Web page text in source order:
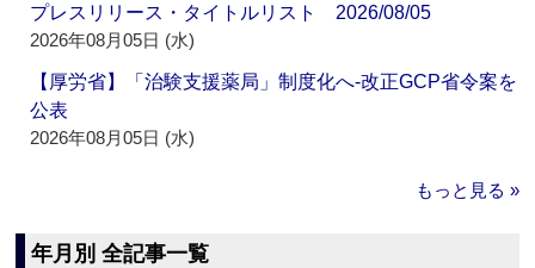
プレスリリース・タイトルリスト 2026/08/05
2026年08月05日 (水)
【厚労省】「治験支援薬局」制度化へ‐改正GCP省令案を
公表
2026年08月05日 (水)
もっと見る »
年月別 全記事一覧